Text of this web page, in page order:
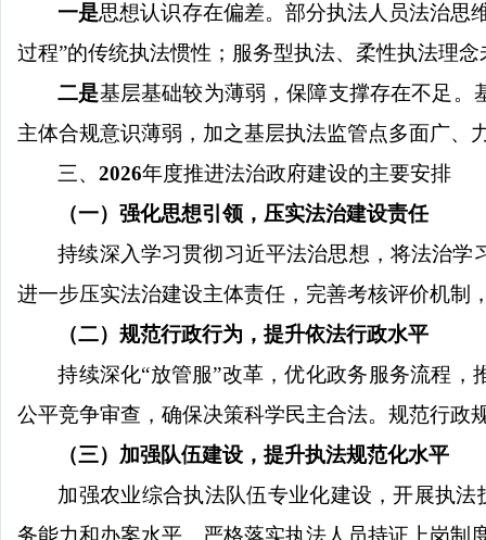
一是思想认识存在偏差。部分执法人员法治思
过程”的传统执法惯性；服务型执法、柔性执法理
二是基层基础较为薄弱，保障支撑存在不足
主体合规意识薄弱，加之基层执法监管点多面广、
三、2026年度推进法治政府建设的主要安排
（一）强化思想引领，压实法治建设责任
持续深入学习贯彻习近平法治思想，将法治
进一步压实法治建设主体责任，完善考核评价机制
（二）规范行政行为，提升依法行政水平
持续深化“放管服”改革，优化政务服务流程
公平竞争审查，确保决策科学民主合法。规范行政
（三）加强队伍建设，提升执法规范化水平
加强农业综合执法队伍专业化建设，开展执
务能力和办案水平。严格落实执法人员持证上岗制